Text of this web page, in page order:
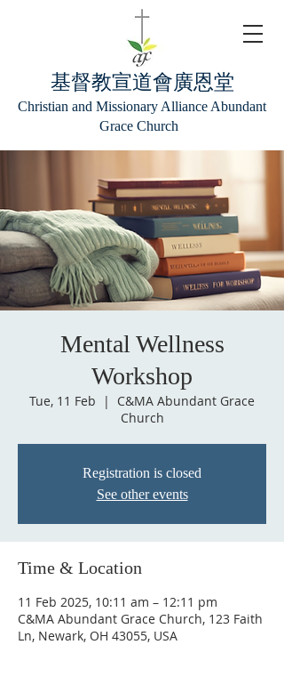
基督教宣道會廣恩堂
Christian and Missionary Alliance Abundant
Grace Church
Mental Wellness
Workshop
Tue, 11 Feb
  |
C&MA Abundant Grace
Church
Registration is closed
See other events
Time & Location
11 Feb 2025, 10:11 am – 12:11 pm
C&MA Abundant Grace Church, 123 Faith
Ln, Newark, OH 43055, USA